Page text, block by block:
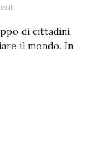
di cittadini
il mondo. In